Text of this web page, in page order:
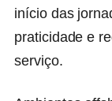
início das
praticidade e
serviço.